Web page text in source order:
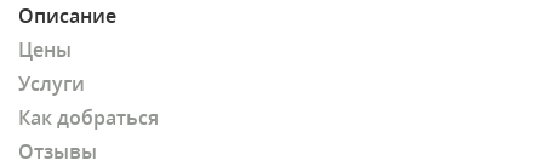
Описание
Цены
Услуги
Как добраться
Отзывы